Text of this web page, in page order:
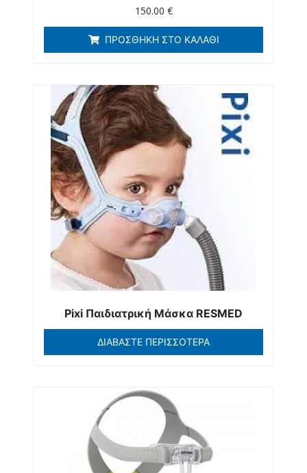
150.00 €
ΠΡΟΣΘΉΚΗ ΣΤΟ ΚΑΛΆΘΙ
Pixi Παιδιατρική Μάσκα RESMED
ΔΙΑΒΆΣΤΕ ΠΕΡΙΣΣΌΤΕΡΑ